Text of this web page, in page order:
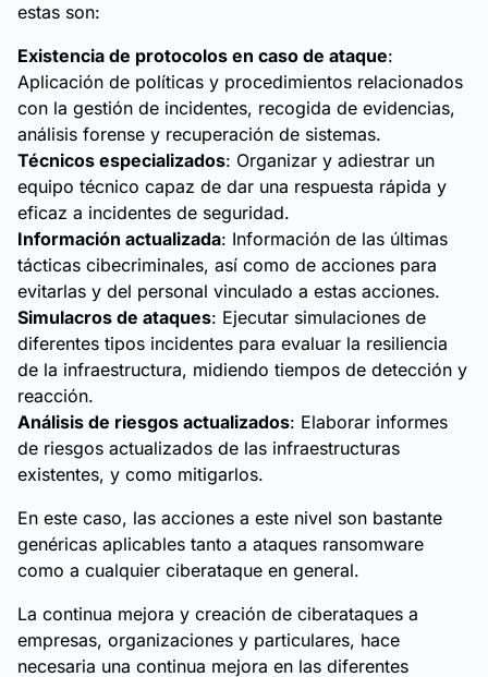
estas son:
Existencia de protocolos en caso de ataque:
Aplicación de políticas y procedimientos relacionados
con la gestión de incidentes, recogida de evidencias,
análisis forense y recuperación de sistemas.
Técnicos especializados: Organizar y adiestrar un
equipo técnico capaz de dar una respuesta rápida y
eficaz a incidentes de seguridad.
Información actualizada: Información de las últimas
tácticas cibecriminales, así como de acciones para
evitarlas y del personal vinculado a estas acciones.
Simulacros de ataques: Ejecutar simulaciones de
diferentes tipos incidentes para evaluar la resiliencia
de la infraestructura, midiendo tiempos de detección y
reacción.
Análisis de riesgos actualizados: Elaborar informes
de riesgos actualizados de las infraestructuras
existentes, y como mitigarlos.
En este caso, las acciones a este nivel son bastante
genéricas aplicables tanto a ataques ransomware
como a cualquier ciberataque en general.
La continua mejora y creación de ciberataques a
empresas, organizaciones y particulares, hace
necesaria una continua mejora en las diferentes